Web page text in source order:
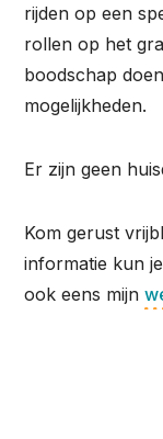
rijden op een
rollen op het
boodschap
mogelijkheden.
Er zijn geen
Kom gerust
informatie kun
ook eens mijn